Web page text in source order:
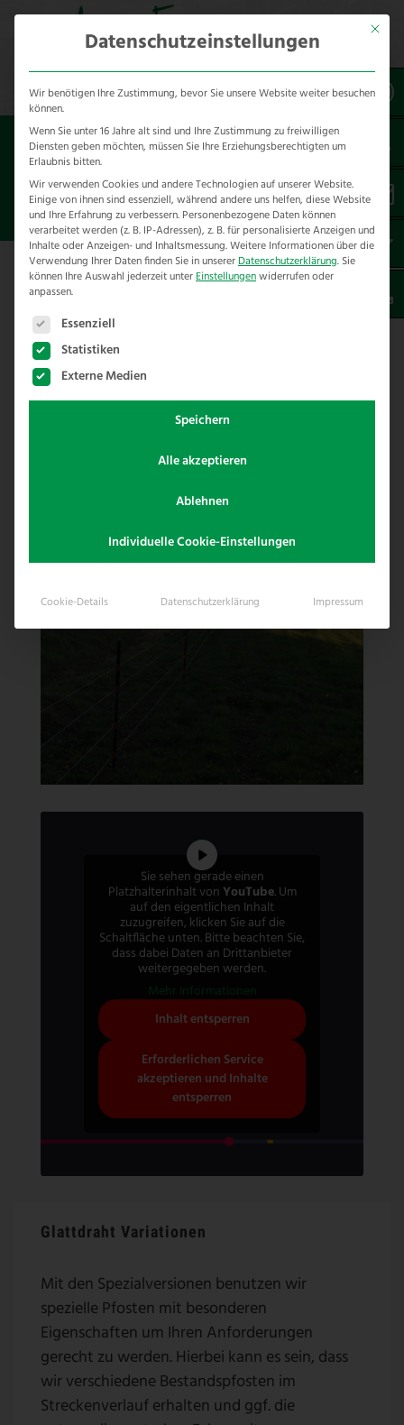
Sie sind hier:Zäune
GLATTDRAHT ELEKTROZAUN –
SPEZIALVERSIONEN
Glattdraht Spezialversionen
Im Einsatz von Glattdraht Elektrozäunen –
zum Beispiel bei Wolfschutz,
Wildschweinschutz oder im Gehegebau
benutzen wir an vielen Stellen spezielle
Hier zeigen wir eine Auswahl von Pfosten /
Sie sehen gerade einen
Platzhalterinhalt von YouTube. Um
auf den eigentlichen Inhalt
zuzugreifen, klicken Sie auf die
Schaltfläche unten. Bitte beachten Sie,
dass dabei Daten an Drittanbieter
weitergegeben werden.
Mehr Informationen
Inhalt entsperren
Erforderlichen Service
akzeptieren und Inhalte
entsperren
Glattdraht Variationen
Mit den Spezialversionen benutzen wir
spezielle Pfosten mit besonderen
Eigenschaften um Ihren Anforderungen
gerecht zu werden. Hierbei kann es sein, dass
wir verschiedene Bestandspfosten im
Streckenverlauf erhalten und ggf. die
Mit
Datenschutzeinstellungen
Wir benötigen Ihre Zustimmung, bevor Sie unsere Website weiter besuchen
können.
Wenn Sie unter 16 Jahre alt sind und Ihre Zustimmung zu freiwilligen
Diensten geben möchten, müssen Sie Ihre Erziehungsberechtigten um
Erlaubnis bitten.
Wir verwenden Cookies und andere Technologien auf unserer Website.
Einige von ihnen sind essenziell, während andere uns helfen, diese Website
und Ihre Erfahrung zu verbessern. Personenbezogene Daten können
verarbeitet werden (z. B. IP-Adressen), z. B. für personalisierte Anzeigen und
Inhalte oder Anzeigen- und Inhaltsmessung.Weitere Informationen über die
Verwendung Ihrer Daten finden Sie in unsererDatenschutzerklärung. Sie
können Ihre Auswahl jederzeit unterEinstellungenwiderrufen oder
anpassen.
Es folgt eine Liste der Service-Gruppen, für die eine
Essenziell
Statistiken
Externe Medien
Speichern
Alle akzeptieren
Ablehnen
Individuelle Cookie-Einstellungen
Cookie-Details Datenschutzerklärung Impressum